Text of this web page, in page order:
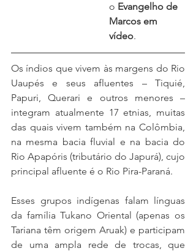
o Evangelho de
Marcos em
vídeo.
Os índios que vivem às margens do Rio
Uaupés e seus afluentes – Tiquié,
Papuri, Querari e outros menores –
integram atualmente 17 etnias, muitas
das quais vivem também na Colômbia,
na mesma bacia fluvial e na bacia do
Rio Apapóris (tributário do Japurá), cujo
principal afluente é o Rio Pira-Paraná.
Esses grupos indígenas falam línguas
da família Tukano Oriental (apenas os
Tariana têm origem Aruak) e participam
de uma ampla rede de trocas, que